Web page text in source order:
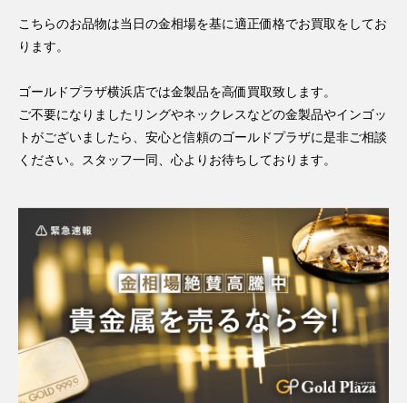
こちらのお品物は当日の金相場を基に適正価格でお買取をしてお
ります。
ゴールドプラザ横浜店では金製品を高価買取致します。
ご不要になりましたリングやネックレスなどの金製品やインゴッ
トがございましたら、安心と信頼のゴールドプラザに是非ご相談
ください。スタッフ一同、心よりお待ちしております。